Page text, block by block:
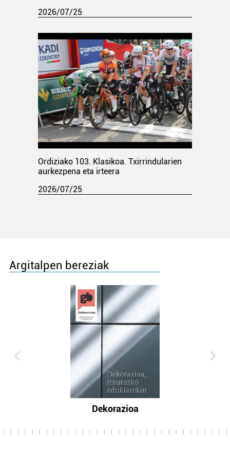
2026/07/25
Ordiziako 103. Klasikoa. Txirrindularien
aurkezpena eta irteera
2026/07/25
Argitalpen bereziak
Dekorazioa